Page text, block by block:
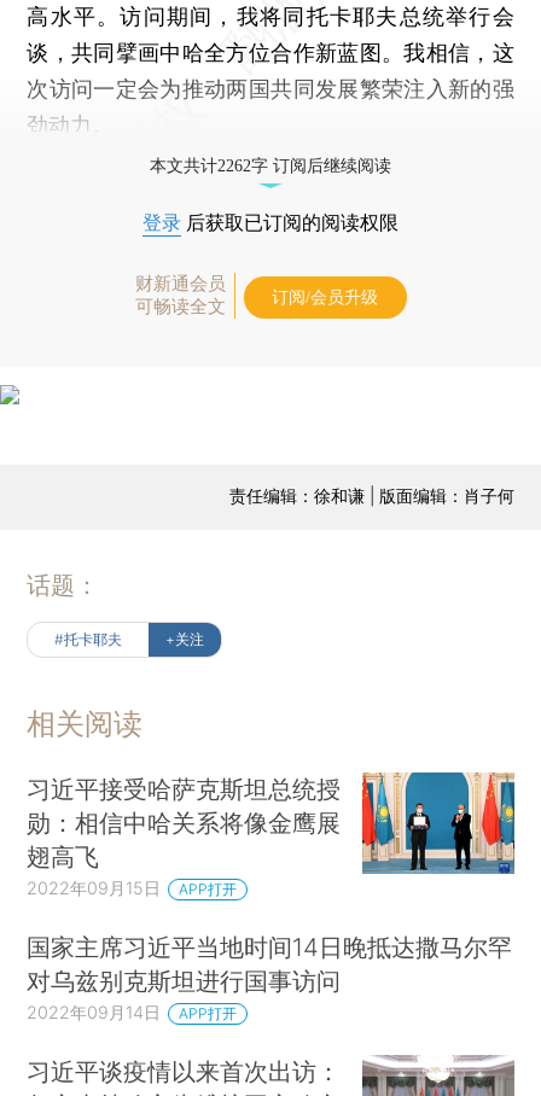
高水平。访问期间，我将同托卡耶夫总统举行会
谈，共同擘画中哈全方位合作新蓝图。我相信，这
次访问一定会为推动两国共同发展繁荣注入新的强
劲动力。
本文共计2262字 订阅后继续阅读
登录 后获取已订阅的阅读权限
财新通会员
可畅读全文
订阅/会员升级
责任编辑：徐和谦 | 版面编辑：肖子何
话题：
#托卡耶夫 +关注
相关阅读
习近平接受哈萨克斯坦总统授
勋：相信中哈关系将像金鹰展
翅高飞
2022年09月15日 APP打开
国家主席习近平当地时间14日晚抵达撒马尔罕
对乌兹别克斯坦进行国事访问
2022年09月14日 APP打开
习近平谈疫情以来首次出访：